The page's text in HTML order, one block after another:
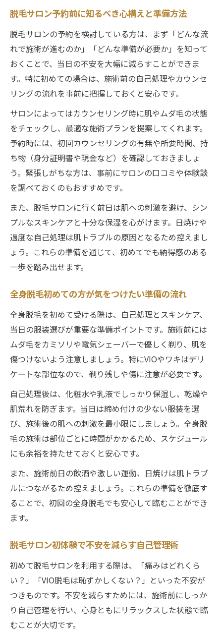
イント
脱毛サロン初回で守りたい当日の注意点
脱毛サロン当日の服装と行動で注意したい
こと
脱毛サロン初回に避けたいしてはいけない
習慣
脱毛当日剃ってしまった場合の正しい対応
法
脱毛初めて怖い方も安心の当日ポイントま
とめ
脱毛サロン初回に遅刻や体調不良時の対処
法
初回の不安を減らす自己処理のポイント
脱毛サロン前の適切な自己処理タイミング
と方法
脱毛する前にやってはいけない自己処理の
注意
解説
初めての脱毛で自己処理の疑問を解消する
コツ
脱毛サロン自己処理で失敗しないための手
順
VIO脱毛で恥ずかしさを軽減する心得
VIO脱毛で見られる範囲と恥ずかしさの対策
法
脱毛サロンVIO初体験を安心に変える心得と
は
VIO脱毛中に濡れる時の正しい受け止め方
脱毛サロンVIO施術時に声かけがある安心ポ
イント
脱毛サロンVIOで恥ずかしさが減る体勢と配
脱毛サロン初めての効果と過ごし方を徹底解説
きる？
初めて脱毛サロンで毛が抜ける時期と特徴
脱毛サロン初回施術後の自己処理タイミン
グ
脱毛サロン予約前に知るべき心構えと準備方法
脱毛サロンの予約を検討している方は、まず「どんな流
れで施術が進むのか」「どんな準備が必要か」を知って
おくことで、当日の不安を大幅に減らすことができま
す。特に初めての場合は、施術前の自己処理やカウンセ
リングの流れを事前に把握しておくと安心です。
サロンによってはカウンセリング時に肌やムダ毛の状態
をチェックし、最適な施術プランを提案してくれます。
予約時には、初回カウンセリングの有無や所要時間、持
ち物（身分証明書や現金など）を確認しておきましょ
う。緊張しがちな方は、事前にサロンの口コミや体験談
を調べておくのもおすすめです。
また、脱毛サロンに行く前日は肌への刺激を避け、シン
プルなスキンケアと十分な保湿を心がけます。日焼けや
過度な自己処理は肌トラブルの原因となるため控えまし
ょう。これらの準備を通じて、初めてでも納得感のある
一歩を踏み出せます。
全身脱毛初めての方が気をつけたい準備の流れ
全身脱毛を初めて受ける際は、自己処理とスキンケア、
当日の服装選びが重要な準備ポイントです。施術前には
ムダ毛をカミソリや電気シェーバーで優しく剃り、肌を
傷つけないよう注意しましょう。特にVIOやワキはデリ
ケートな部位なので、剃り残しや傷に注意が必要です。
自己処理後は、化粧水や乳液でしっかり保湿し、乾燥や
肌荒れを防ぎます。当日は締め付けの少ない服装を選
び、施術後の肌への刺激を最小限にしましょう。全身脱
毛の施術は部位ごとに時間がかかるため、スケジュール
にも余裕を持たせておくと安心です。
また、施術前日の飲酒や激しい運動、日焼けは肌トラブ
ルにつながるため控えましょう。これらの準備を徹底す
ることで、初回の全身脱毛でも安心して臨むことができ
ます。
脱毛サロン初体験で不安を減らす自己管理術
初めて脱毛サロンを利用する際は、「痛みはどれくら
い？」「VIO脱毛は恥ずかしくない？」といった不安が
つきものです。不安を減らすためには、施術前にしっか
り自己管理を行い、心身ともにリラックスした状態で臨
むことが大切です。